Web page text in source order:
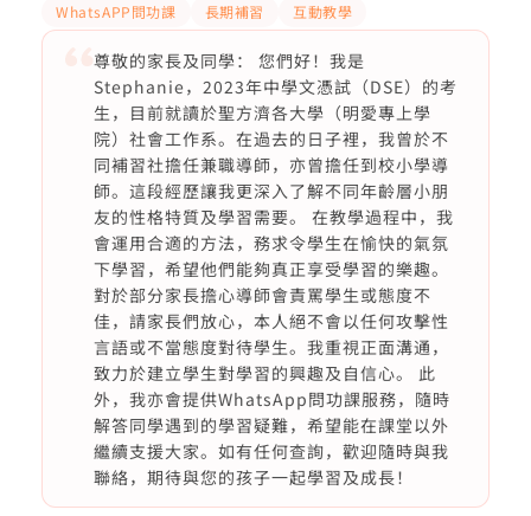
WhatsAPP問功課 長期補習 互動教學
尊敬的家長及同學： 您們好！我是
Stephanie，2023年中學文憑試（DSE）的考
生，目前就讀於聖方濟各大學（明愛專上學
院）社會工作系。在過去的日子裡，我曾於不
同補習社擔任兼職導師，亦曾擔任到校小學導
師。這段經歷讓我更深入了解不同年齡層小朋
友的性格特質及學習需要。 在教學過程中，我
會運用合適的方法，務求令學生在愉快的氣氛
下學習，希望他們能夠真正享受學習的樂趣。
對於部分家長擔心導師會責罵學生或態度不
佳，請家長們放心，本人絕不會以任何攻擊性
言語或不當態度對待學生。我重視正面溝通，
致力於建立學生對學習的興趣及自信心。 此
外，我亦會提供WhatsApp問功課服務，隨時
解答同學遇到的學習疑難，希望能在課堂以外
繼續支援大家。如有任何查詢，歡迎隨時與我
聯絡，期待與您的孩子一起學習及成長！